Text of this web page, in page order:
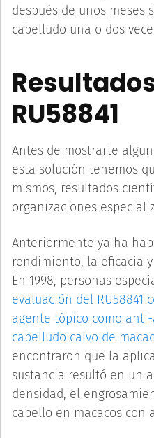
después de unos meses
cabelludo una o dos
RU58841
Antes de mostrarte
esta solución tenemos
mismos, resultados
organizaciones
Anteriormente ya ha
rendimiento, la eficacia
En 1998, personas
evaluación del RU58841
agente tópico como
cabelludo calvo de
encontraron que la
sustancia resultó en un
densidad, el
cabello en macacos con